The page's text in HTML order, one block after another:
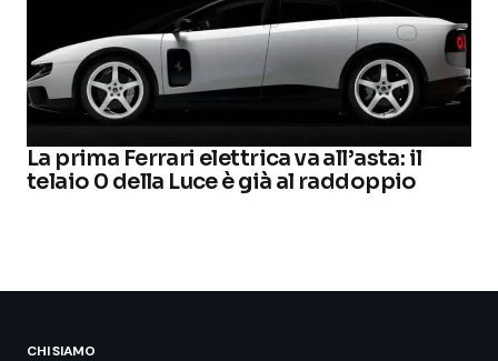
La prima Ferrari elettrica va all’asta: il
telaio 0 della Luce è già al raddoppio
CHI SIAMO